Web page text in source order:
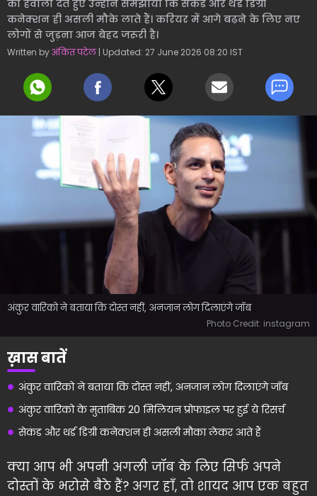
का हवाला देते हुए उन्होंने समझाया कि सेकंड और थर्ड डिग्री
कनेक्शन ही असली मौके लाते हैं। करियर में आगे बढ़ने के लिए नए
लोगों से जुड़ना आज बेहद जरूरी है।
Written byअंकित पटेल | Updated: 27 June 2026 08:20 IST
अंकुर वारिको ने बताया कि दोस्त नहीं, अनजान लोग दिलाएंगे जॉब
Photo Credit: instagram
ख़ास बातें
अंकुर वारिको ने बताया कि दोस्त नहीं, अनजान लोग दिलाएंगे जॉब
अंकुर वारिको के मुताबिक 20 मिलियन प्रोफाइल पर हुई ये रिसर्च
सेकंड और थर्ड डिग्री कनेक्शन ही असली मौका लेकर आते हैं
क्या आप भी अपनी अगली जॉब के लिए सिर्फ अपने
दोस्तों के भरोसे बैठे हैं? अगर हाँ, तो शायद आप एक बहुत